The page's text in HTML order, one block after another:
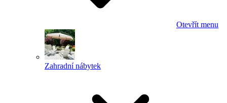
Otevřít menu
Zahradní nábytek